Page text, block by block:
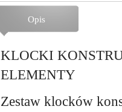
Opis
KLOCKI
ELEMENTY
Zestaw klocków